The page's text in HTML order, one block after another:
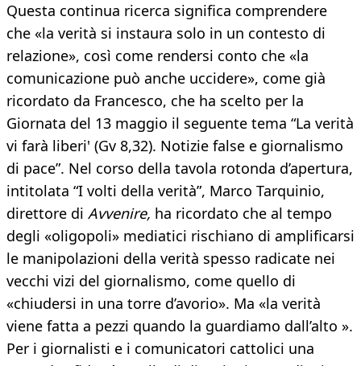
Questa continua ricerca significa comprendere
che «la verità si instaura solo in un contesto di
relazione», così come rendersi conto che «la
comunicazione può anche uccidere», come già
ricordato da Francesco, che ha scelto per la
Giornata del 13 maggio il seguente tema “La verità
vi farà liberi' (Gv 8,32). Notizie false e giornalismo
di pace”. Nel corso della tavola rotonda d’apertura,
intitolata “I volti della verità”, Marco Tarquinio,
direttore di Avvenire, ha ricordato che al tempo
degli «oligopoli» mediatici rischiano di amplificarsi
le manipolazioni della verità spesso radicate nei
vecchi vizi del giornalismo, come quello di
«chiudersi in una torre d’avorio». Ma «la verità
viene fatta a pezzi quando la guardiamo dall’alto ».
Per i giornalisti e i comunicatori cattolici una